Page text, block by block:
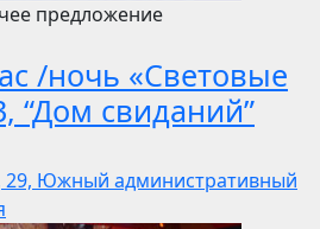
предложение
/ночь «Световые
свиданий”
29, Южный административный